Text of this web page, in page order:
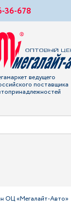
36-678
ведущего
поставщика
ОЦ «Мегалайт-Авто»